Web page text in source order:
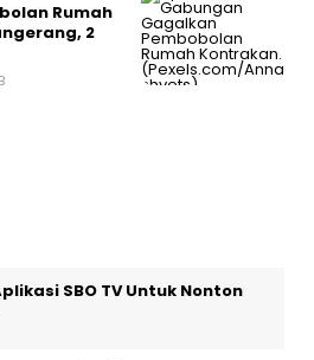
Rumah
2
SBO TV Untuk Nonton